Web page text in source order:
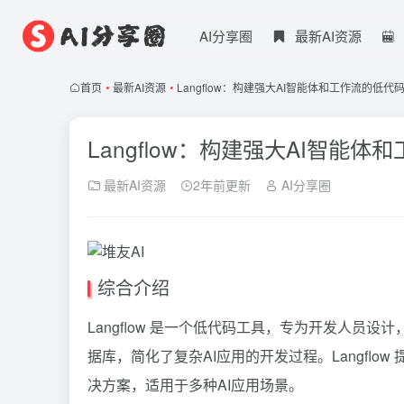
AI分享圈 最新AI资源
首页 • 最新AI资源 • Langflow：构建强大AI智能体和工作流的低代
Langflow：构建强大AI智能体和
最新AI资源 2年前更新 AI分享圈
综合介绍
Langflow 是一个低代码工具，专为开发人员设
据库，简化了复杂AI应用的开发过程。Langflow
决方案，适用于多种AI应用场景。